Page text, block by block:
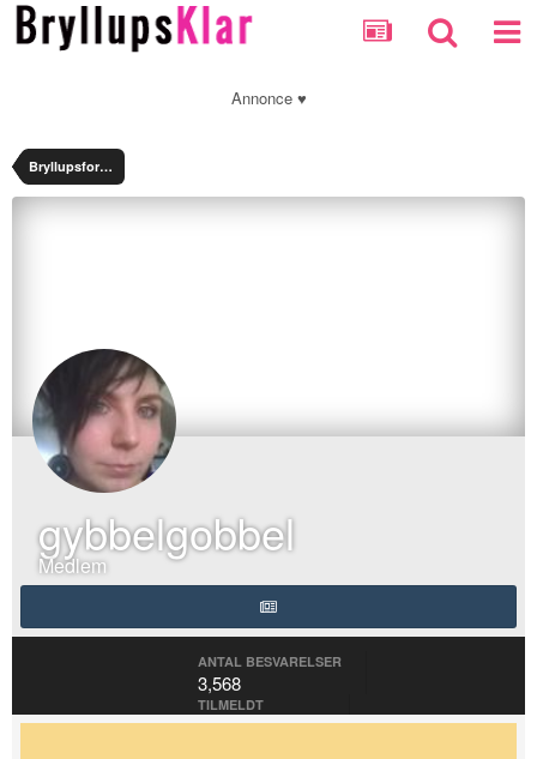
Annonce ♥
Bryllupsforum
gybbelgobbel
Medlem
ANTAL BESVARELSER
3,568
TILMELDT
August 18, 2013